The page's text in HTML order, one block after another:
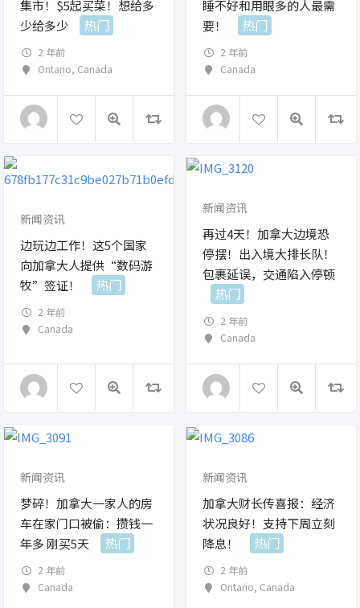
集市！$5起买菜！想给多
少给多少
热门
2 年前
Ontario, Canada
睡不好和用眼多的人最需
要！
热门
2 年前
Canada
新闻资讯
边玩边工作！这5个国家
向加拿大人提供“数码游
牧”签证！
热门
2 年前
Canada
新闻资讯
再过4天！加拿大边境恐
停摆！出入境大排长队！
包裹延误，交通陷入停顿
热门
2 年前
Canada
新闻资讯
梦碎！加拿大一家人的房
车在家门口被偷：攒钱一
年多 刚买5天
热门
2 年前
Canada
新闻资讯
加拿大财长传喜报：经济
状况良好！支持下周立刻
降息！
热门
2 年前
Ontario, Canada